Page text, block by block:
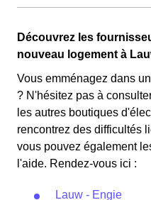
permettant ainsi de
faisant attention à sa
en France et est
uniquement les clients
avant 1998. Elle implique
le prix de l'électricité est
les autres jours de
rapport au tarif normal en
Découvrez les
nouveau logement à
Vous emménagez dans
? N'hésitez pas à
les autres boutiques
rencontrez des difficultés
vous pouvez également
l'aide. Rendez-vous ici :
Lauw - Engie